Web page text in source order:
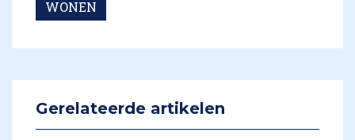
WONEN
Gerelateerde artikelen